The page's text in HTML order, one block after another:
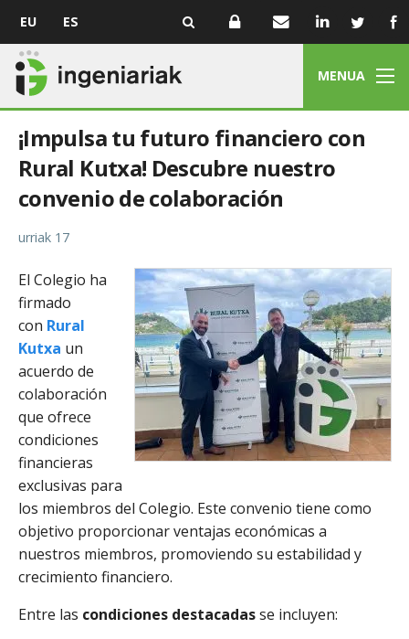
EU ES
MENUA
¡Impulsa tu futuro financiero con
Rural Kutxa! Descubre nuestro
convenio de colaboración
urriak 17
El Colegio ha
firmado
con Rural
Kutxa un
acuerdo de
colaboración
que ofrece
condiciones
financieras
exclusivas para
los miembros del Colegio. Este convenio tiene como
objetivo proporcionar ventajas económicas a
nuestros miembros, promoviendo su estabilidad y
crecimiento financiero.
Entre las condiciones destacadasse incluyen: